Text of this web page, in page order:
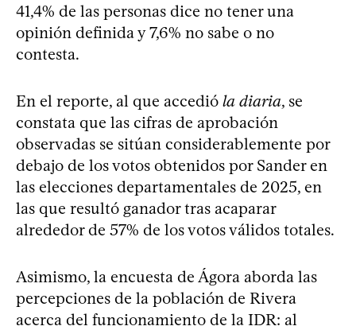
41,4% de las personas dice no tener una
opinión definida y 7,6% no sabe o no
contesta.
En el reporte, al que accedió la diaria, se
constata que las cifras de aprobación
observadas se sitúan considerablemente por
debajo de los votos obtenidos por Sander en
las elecciones departamentales de 2025, en
las que resultó ganador tras acaparar
alrededor de 57% de los votos válidos totales.
Asimismo, la encuesta de Ágora aborda las
percepciones de la población de Rivera
acerca del funcionamiento de la IDR: al